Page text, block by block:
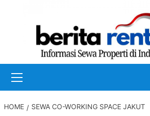
Menu
HOME SEWA CO-WORKING SPACE JAKUT